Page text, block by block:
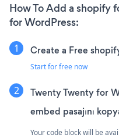
How To Add a shopify
for WordPress:
Create a Free
Start for free now
Twenty Twenty for
embed pasajını
Your code block will be